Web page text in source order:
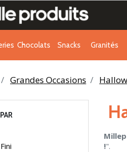
Chocolats Snacks Granités
Grandes Occasions
Fini
!".